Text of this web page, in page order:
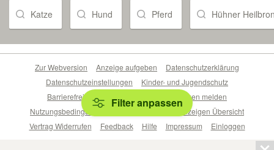
Katze Hund Pferd Hühner
Filter anpassen
Zur Webversion Anzeige aufgeben
Datenschutzerklärung
Datenschutzeinstellungen
Kinder- und Jugendschutz
Barrierefreiheitserklärung
Sicherheitslücken melden
Nutzungsbedingungen
Beliebte Suchen
Anzeigen Übersicht
Vertrag Widerrufen
Feedback Hilfe Impressum Einloggen